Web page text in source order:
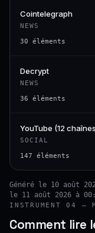
Cointelegraph
NEWS
30 éléments
Decrypt
NEWS
36 éléments
YouTube (12
SOCIAL
147 éléments
Généré le 10 août
le 11 août 2026 à
INSTRUMENT 04 —
Comment lire